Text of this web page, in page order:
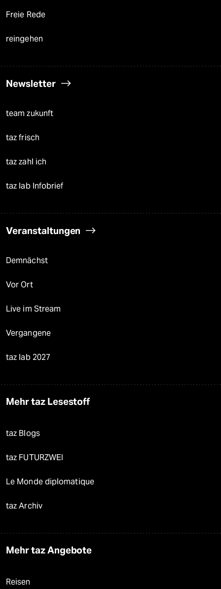
Freie Rede
reingehen
Newsletter
team zukunft
taz frisch
taz zahl ich
taz lab Infobrief
Veranstaltungen
Demnächst
Vor Ort
Live im Stream
Vergangene
taz lab 2027
Mehr taz Lesestoff
taz Blogs
taz FUTURZWEI
Le Monde diplomatique
taz Archiv
Mehr taz Angebote
Reisen